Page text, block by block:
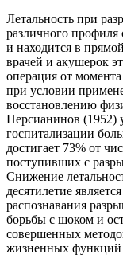
Летальность при
различного профиля
и находится в
врачей и акушерок
операция от
при условии
восстановлению
Персианинов (1952)
госпитализации
достигает 73% от
поступивших с
Снижение
десятилетие
распознавания
борьбы с шоком и
совершенных
жизненных функций